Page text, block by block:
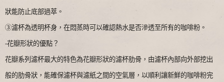
狀能防止底部過萃。
③濾杯為透明杯身，在悶蒸時可以確認熱水是否滲透至所有的咖啡粉。
-花瓣形狀的優點？
花瓣系列濾杯最大的特色為花瓣形狀的濾杯肋骨，由濾杯內部向外部挖出
般的肋骨狀，能確保濾杯與濾紙之間的空氣層，以順利讓新鮮的咖啡粉完